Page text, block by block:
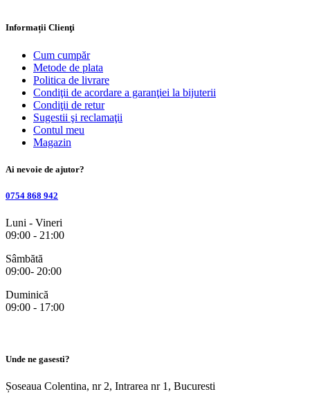
Informații Clienţi
Cum cumpăr
Metode de plata
Politica de livrare
Condiţii de acordare a garanţiei la bijuterii
Condiţii de retur
Sugestii şi reclamaţii
Contul meu
Magazin
Ai nevoie de ajutor?
0754 868 942
Luni - Vineri
09:00 - 21:00
Sâmbătă
09:00- 20:00
Duminică
09:00 - 17:00
Unde ne gasesti?
Șoseaua Colentina, nr 2, Intrarea nr 1, Bucuresti